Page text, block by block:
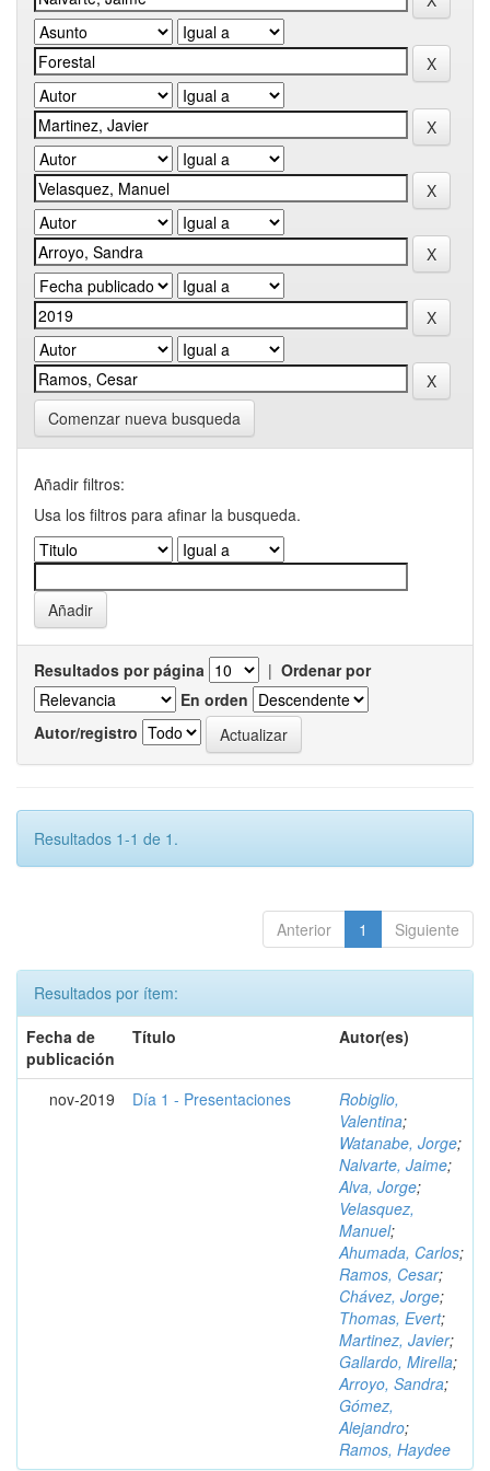
Comenzar nueva busqueda
Añadir filtros:
Usa los filtros para afinar la busqueda.
Resultados por página | Ordenar por
En orden
Autor/registro
Resultados 1-1 de 1.
Anterior 1 Siguiente
Resultados por ítem:
Fecha de
publicación
Título Autor(es)
nov-2019 Día 1 - Presentaciones
Robiglio,
Valentina;
Watanabe, Jorge;
Nalvarte, Jaime;
Alva, Jorge;
Velasquez,
Manuel;
Ahumada, Carlos;
Ramos, Cesar;
Chávez, Jorge;
Thomas, Evert;
Martinez, Javier;
Gallardo, Mirella;
Arroyo, Sandra;
Gómez,
Alejandro;
Ramos, Haydee